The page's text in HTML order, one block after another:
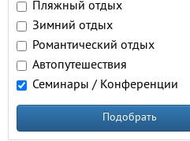
Пляжный отдых
Зимний отдых
Романтический отдых
Автопутешествия
Семинары / Конференции
Подобрать